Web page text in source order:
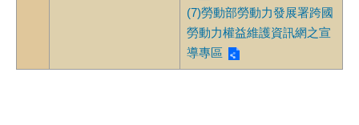
(7)勞動部勞動力發展署跨國
勞動力權益維護資訊網之宣
導專區